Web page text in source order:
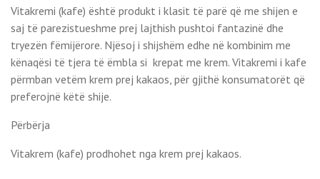
Vitakremi (kafe) është produkt i klasit të parë që me shijen e
saj të parezistueshme prej lajthish pushtoi fantazinë dhe
tryezën fëmijërore. Njësoj i shijshëm edhe në kombinim me
kënaqësi të tjera të ëmbla si krepat me krem. Vitakremi i kafe
përmban vetëm krem prej kakaos, për gjithë konsumatorët që
preferojnë këtë shije.
Përbërja
Vitakrem (kafe) prodhohet nga krem prej kakaos.